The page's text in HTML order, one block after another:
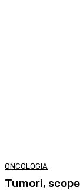
ONCOLOGIA
Tumori,